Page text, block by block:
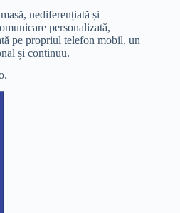
nediferențiată și
personalizată,
pe propriul telefon mobil, un
și continuu.
.